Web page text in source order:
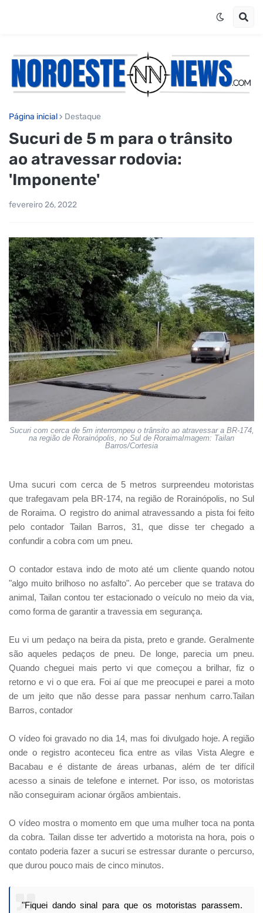
Página inicial Destaque
Sucuri de 5 m para o trânsito
ao atravessar rodovia:
'Imponente'
fevereiro 26, 2022
Sucuri com cerca de 5m interrompeu o trânsito ao atravessar a BR-174,
na região de Rorainópolis, no Sul de RoraimaImagem: Tailan
Barros/Cortesia
Uma sucuri com cerca de 5 metros surpreendeu motoristas
que trafegavam pela BR-174, na região de Rorainópolis, no Sul
de Roraima. O registro do animal atravessando a pista foi feito
pelo contador Tailan Barros, 31, que disse ter chegado a
confundir a cobra com um pneu.
O contador estava indo de moto até um cliente quando notou
"algo muito brilhoso no asfalto". Ao perceber que se tratava do
animal, Tailan contou ter estacionado o veículo no meio da via,
como forma de garantir a travessia em segurança.
Eu vi um pedaço na beira da pista, preto e grande. Geralmente
são aqueles pedaços de pneu. De longe, parecia um pneu.
Quando cheguei mais perto vi que começou a brilhar, fiz o
retorno e vi o que era. Foi aí que me preocupei e parei a moto
de um jeito que não desse para passar nenhum carro.Tailan
Barros, contador
O vídeo foi gravado no dia 14, mas foi divulgado hoje. A região
onde o registro aconteceu fica entre as vilas Vista Alegre e
Bacabau e é distante de áreas urbanas, além de ter difícil
acesso a sinais de telefone e internet. Por isso, os motoristas
não conseguiram acionar órgãos ambientais.
O vídeo mostra o momento em que uma mulher toca na ponta
da cobra. Tailan disse ter advertido a motorista na hora, pois o
contato poderia fazer a sucuri se estressar durante o percurso,
que durou pouco mais de cinco minutos.
"Fiquei dando sinal para que os motoristas parassem.